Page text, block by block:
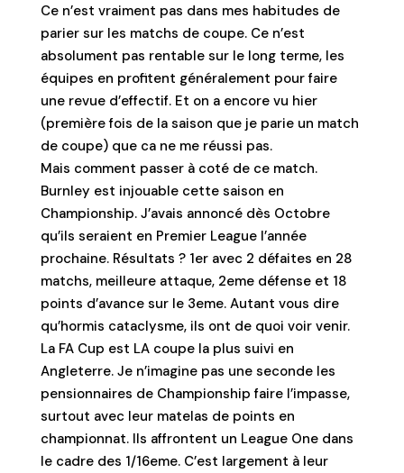
Ce n’est vraiment pas dans mes habitudes de
parier sur les matchs de coupe. Ce n’est
absolument pas rentable sur le long terme, les
équipes en profitent généralement pour faire
une revue d’effectif. Et on a encore vu hier
(première fois de la saison que je parie un match
de coupe) que ca ne me réussi pas.
Mais comment passer à coté de ce match.
Burnley est injouable cette saison en
Championship. J’avais annoncé dès Octobre
qu’ils seraient en Premier League l’année
prochaine. Résultats ? 1er avec 2 défaites en 28
matchs, meilleure attaque, 2eme défense et 18
points d’avance sur le 3eme. Autant vous dire
qu’hormis cataclysme, ils ont de quoi voir venir.
La FA Cup est LA coupe la plus suivi en
Angleterre. Je n’imagine pas une seconde les
pensionnaires de Championship faire l’impasse,
surtout avec leur matelas de points en
championnat. Ils affrontent un League One dans
le cadre des 1/16eme. C’est largement à leur